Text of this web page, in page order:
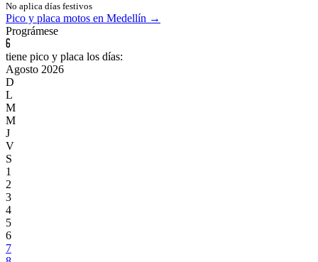
No aplica días festivos
Pico y placa motos en Medellín →
Prográmese
6
tiene pico y placa los días:
Agosto 2026
D
L
M
M
J
V
S
1
2
3
4
5
6
7